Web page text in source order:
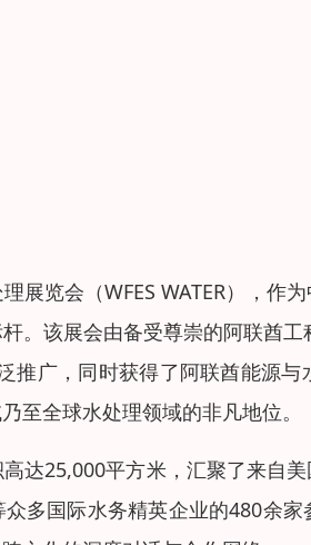
展览会（WFES WATER），作
。该展会由备受尊崇的阿联酋
推广，同时获得了阿联酋能源
至全球水处理领域的非凡地位。
高达25,000平方米，汇聚了来自
多国际水务精英企业的480余